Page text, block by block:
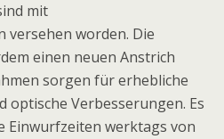
mit
worden. Die
einen neuen Anstrich
sorgen für erhebliche
optische Verbesserungen. Es
Einwurfzeiten werktags von